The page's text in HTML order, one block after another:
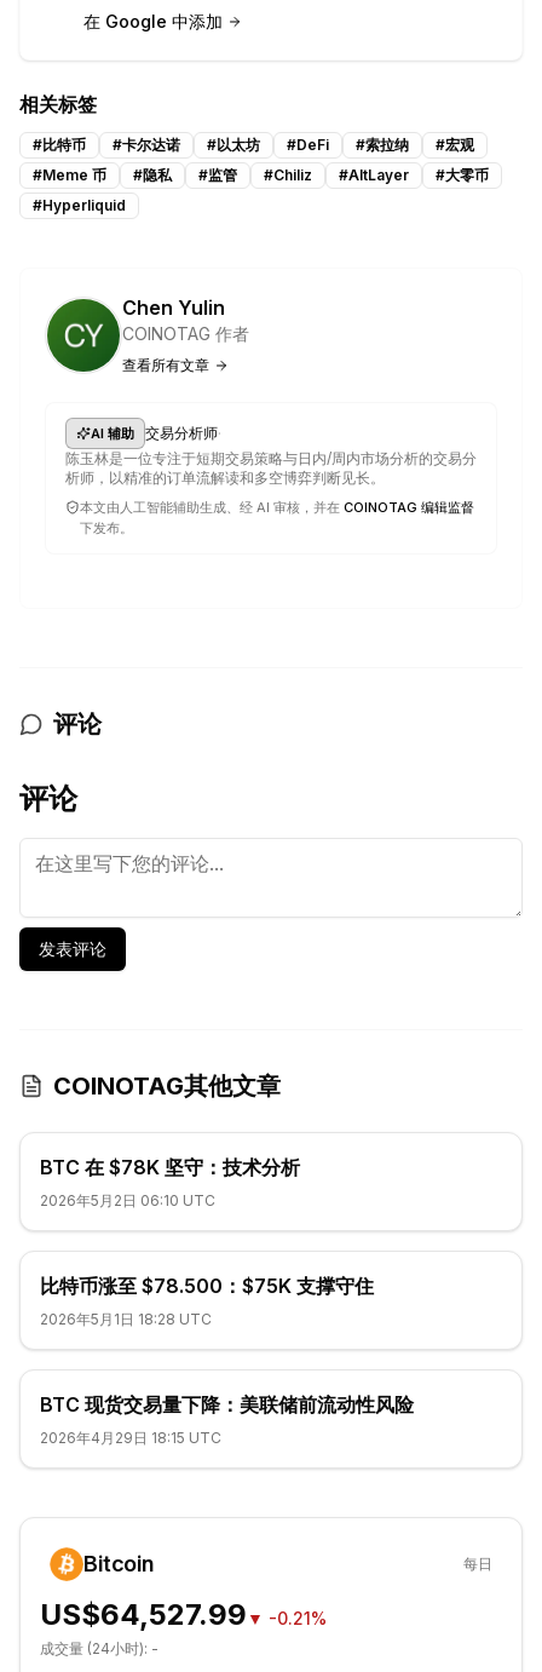
在 Google 中添加
相关标签
#比特币 #卡尔达诺 #以太坊 #DeFi #索拉纳 #宏观
#Meme 币 #隐私 #监管 #Chiliz #AltLayer #大零币
#Hyperliquid
Chen Yulin
COINOTAG 作者
查看所有文章
AI 辅助 交易分析师·
陈玉林是一位专注于短期交易策略与日内/周内市场分析的交易分
析师，以精准的订单流解读和多空博弈判断见长。
本文由人工智能辅助生成、经 AI 审核，并在 COINOTAG 编辑监督
下发布。
评论
评论
发表评论
COINOTAG其他文章
BTC 在 $78K 坚守：技术分析
2026年5月2日 06:10 UTC
比特币涨至 $78.500：$75K 支撑守住
2026年5月1日 18:28 UTC
BTC 现货交易量下降：美联储前流动性风险
2026年4月29日 18:15 UTC
Bitcoin 每日
US$64,527.99 ▼ -0.21%
成交量 (24小时): -